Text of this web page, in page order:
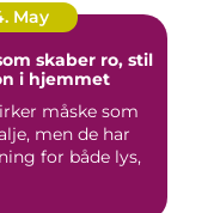
May
skaber ro, stil
i hjemmet
måske som
men de har
for både lys,